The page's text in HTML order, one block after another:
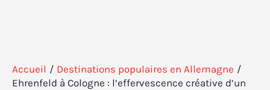
Accueil
Destinations populaires en Allemagne
Ehrenfeld à Cologne : l’effervescence créative d’un